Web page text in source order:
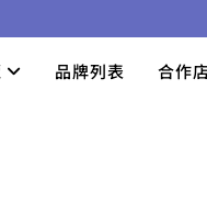
品牌列表 合作